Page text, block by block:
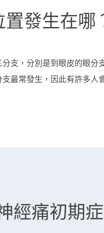
發生在哪
支，分別是到眼皮的眼分
最常發生，因此有許多人
經痛初期